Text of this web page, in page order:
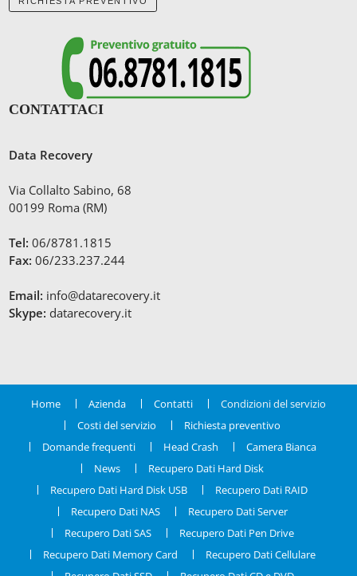
CONTATTACI
Data Recovery
Via Collalto Sabino, 68
00199 Roma (RM)
Tel: 06/8781.1815
Fax: 06/233.237.244
Email: info@datarecovery.it
Skype: datarecovery.it
Home Azienda Contatti
Condizioni del servizio
Costi del servizio
Richiesta preventivo
Domande frequenti
Head Crash
Camera Bianca
News
Recupero Dati Hard Disk
Recupero Dati Hard Disk USB
Recupero Dati RAID
Recupero Dati NAS
Recupero Dati Server
Recupero Dati SAS
Recupero Dati Pen Drive
Recupero Dati Memory Card
Recupero Dati Cellulare